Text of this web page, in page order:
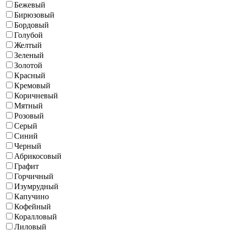
Бежевый
Бирюзовый
Бордовый
Голубой
Желтый
Зеленый
Золотой
Красный
Кремовый
Коричневый
Мятный
Розовый
Серый
Синий
Черный
Абрикосовый
Графит
Горчичный
Изумрудный
Капучино
Кофейный
Коралловый
Лиловый